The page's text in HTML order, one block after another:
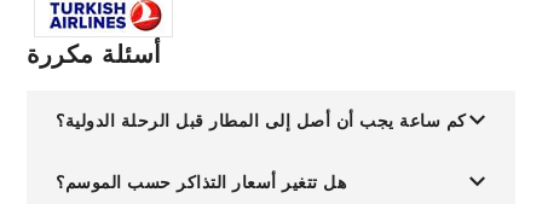
أسئلة مكررة
كم ساعة يجب أن أصل إلى المطار قبل الرحلة الدولية؟
هل تتغير أسعار التذاكر حسب الموسم؟